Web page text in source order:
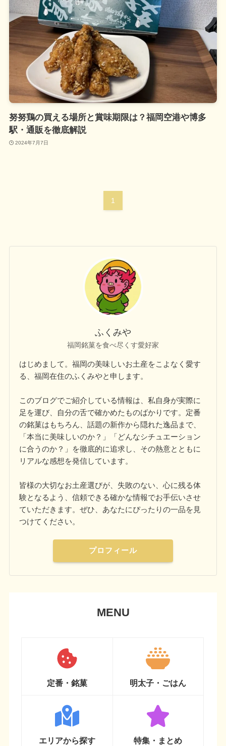
努努鶏の買える場所と賞味期限は？福岡空港や博多
駅・通販を徹底解説
2024年7月7日
1
ふくみや
福岡銘菓を食べ尽くす愛好家
はじめまして。福岡の美味しいお土産をこよなく愛す
る、福岡在住のふくみやと申します。
このブログでご紹介している情報は、私自身が実際に
足を運び、自分の舌で確かめたものばかりです。定番
の銘菓はもちろん、話題の新作から隠れた逸品まで、
「本当に美味しいのか？」「どんなシチュエーション
に合うのか？」を徹底的に追求し、その熱意とともに
リアルな感想を発信しています。
皆様の大切なお土産選びが、失敗のない、心に残る体
験となるよう、信頼できる確かな情報でお手伝いさせ
ていただきます。ぜひ、あなたにぴったりの一品を見
つけてください。
プロフィール
MENU
定番・銘菓 明太子・ごはん
エリアから探す 特集・まとめ